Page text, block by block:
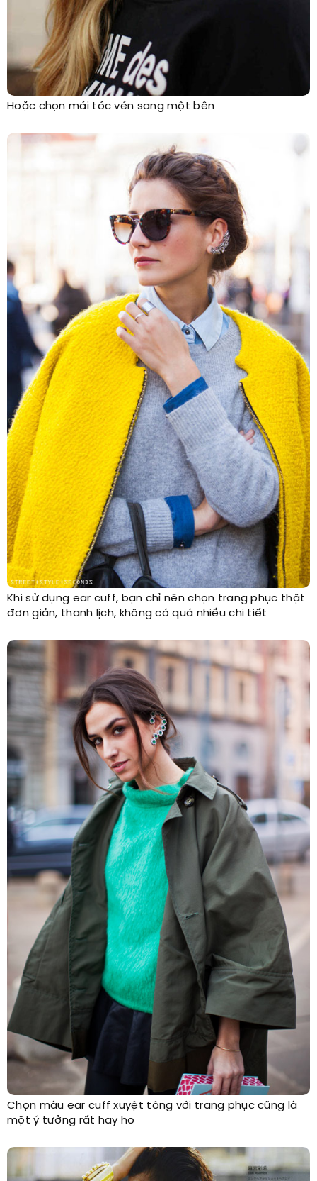
Hoặc chọn mái tóc vén sang một bên
Khi sử dụng ear cuff, bạn chỉ nên chọn trang phục thật
đơn giản, thanh lịch, không có quá nhiều chi tiết
Chọn màu ear cuff xuyệt tông với trang phục cũng là
một ý tưởng rất hay ho